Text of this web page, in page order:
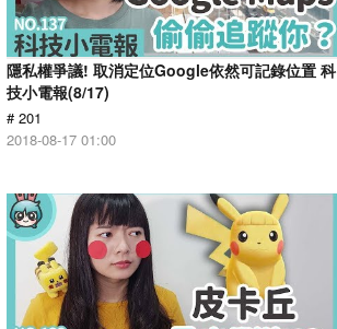
隱私權爭議! 取消定位Google依然可記錄位置 科
技小電報(8/17)
# 201
2018-08-17 01:00